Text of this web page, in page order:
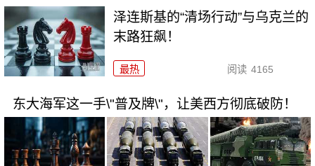
泽连斯基的“清场行动”与乌克兰的
末路狂飙！
最热 阅读 4165
东大海军这一手\"普及牌\"，让美西方彻底破防！